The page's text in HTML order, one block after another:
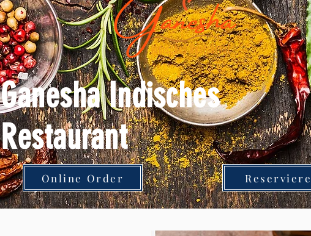
Ganesha Indisches
Restaurant
Online Order